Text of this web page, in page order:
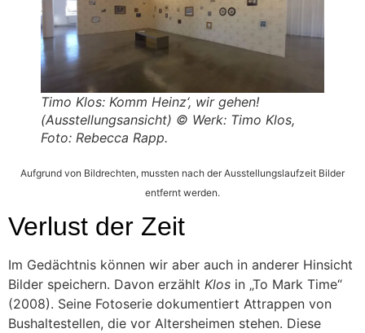
Timo Klos: Komm Heinz‘, wir gehen!
(Ausstellungsansicht) © Werk: Timo Klos,
Foto: Rebecca Rapp.
Aufgrund von Bildrechten, mussten nach der Ausstellungslaufzeit Bilder
entfernt werden.
Verlust der Zeit
Im Gedächtnis können wir aber auch in anderer Hinsicht
Bilder speichern. Davon erzählt Klos in „To Mark Time“
(2008). Seine Fotoserie dokumentiert Attrappen von
Bushaltestellen, die vor Altersheimen stehen. Diese